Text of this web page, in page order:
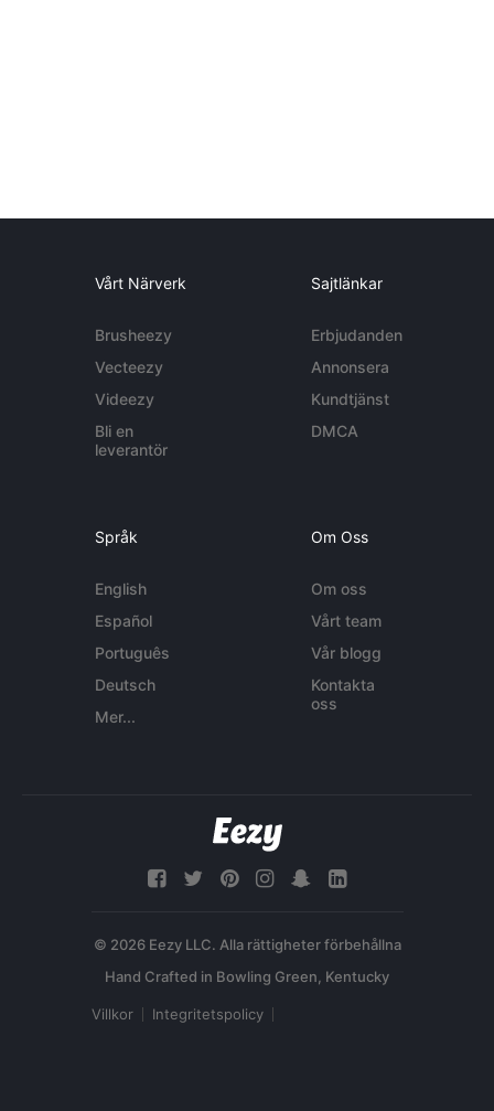
Vårt Närverk
Brusheezy
Vecteezy
Videezy
Bli en
leverantör
Sajtlänkar
Erbjudanden
Annonsera
Kundtjänst
DMCA
Språk
English
Español
Português
Deutsch
Mer...
Om Oss
Om oss
Vårt team
Vår blogg
Kontakta
oss
© 2026 Eezy LLC. Alla rättigheter förbehållna
Villkor Integritetspolicy